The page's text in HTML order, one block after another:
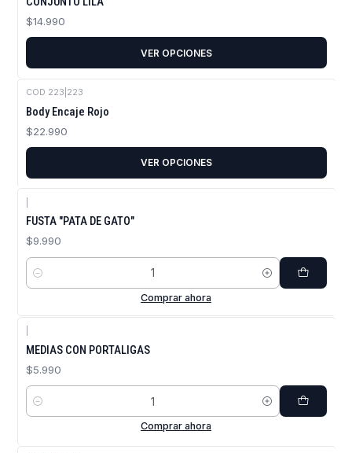
$14.990
VER OPCIONES
COD 223 223
Body Encaje Rojo
$22.990
VER OPCIONES
FUSTA "PATA DE GATO"
$9.990
Cantidad
Comprar ahora
MEDIAS CON PORTALIGAS
$5.990
Cantidad
Comprar ahora